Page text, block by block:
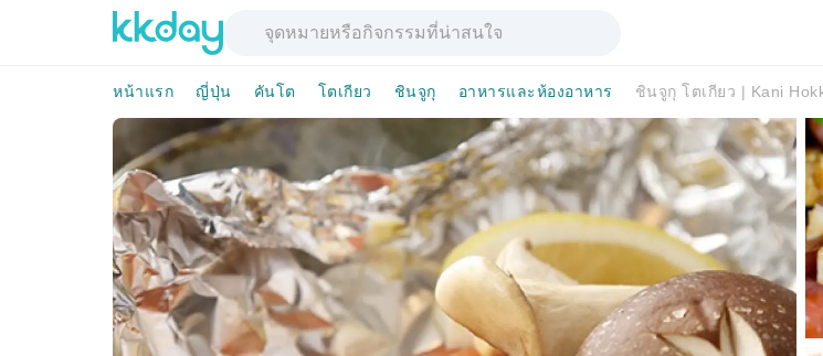
หน้าแรก ญี่ปุ่น คันโต โตเกียว ชินจูกุ อาหารและห้องอาหาร